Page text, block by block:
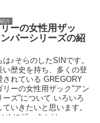
介
ーの女性用ザッ
バーシリーズの紹
は♪そらのしたSINです。
い歴史を持ち、多くの登
されている GREGORY
リーの女性用ザック”アン
ーズ”について いろいろ
ていきたいと思います。
めにザックとは ...